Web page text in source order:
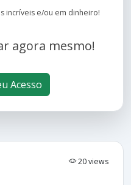
incríveis e/ou em dinheiro!
agora mesmo!
Acesso
20 views